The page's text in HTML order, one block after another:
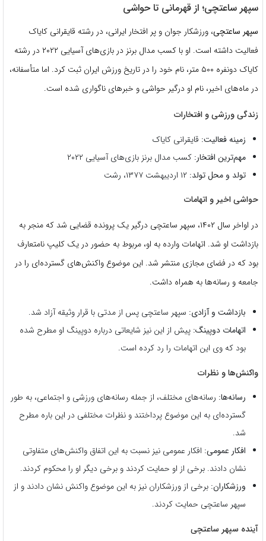
سپهر ساعتچی؛ از قهرمانی تا حواشی
سپهر ساعتچی، ورزشکار جوان و پر افتخار ایرانی، در رشته قایقرانی کایاک
فعالیت داشته است. او با کسب مدال برنز در بازی‌های آسیایی ۲۰۲۲ در رشته
کایاک دونفره ۵۰۰ متر، نام خود را در تاریخ ورزش ایران ثبت کرد. اما متأسفانه،
در ماه‌های اخیر، نام او درگیر حواشی و خبرهای ناگواری شده است.
زندگی ورزشی و افتخارات
زمینه فعالیت: قایقرانی کایاک
مهم‌ترین افتخار: کسب مدال برنز بازی‌های آسیایی ۲۰۲۲
تولد و محل تولد:
حواشی اخیر و اتهامات
در اواخر سال ۱۴۰۲، سپهر ساعتچی درگیر یک پرونده قضایی شد که منجر به
بازداشت او شد. اتهامات وارده به او، مربوط به حضور در یک کلیپ نامتعارف
بود که در فضای مجازی منتشر شد. این موضوع واکنش‌های گسترده‌ای را در
جامعه و رسانه‌ها به همراه داشت.
بازداشت و آزادی: سپهر ساعتچی پس از مدتی با قرار وثیقه آزاد شد.
اتهامات دوپینگ: پیش از این نیز شایعاتی درباره دوپینگ او مطرح شده
بود که وی این اتهامات را رد کرده است.
واکنش‌ها و نظرات
رسانه‌ها: رسانه‌های مختلف، از جمله رسانه‌های ورزشی و اجتماعی، به طور
گسترده‌ای به این موضوع پرداختند و نظرات مختلفی در این باره مطرح
شد.
افکار عمومی: افکار عمومی نیز نسبت به این اتفاق واکنش‌های متفاوتی
نشان دادند. برخی از او حمایت کردند و برخی دیگر او را محکوم کردند.
ورزشکاران: برخی از ورزشکاران نیز به این موضوع واکنش نشان دادند و از
سپهر ساعتچی حمایت کردند.
آینده سپهر ساعتچی